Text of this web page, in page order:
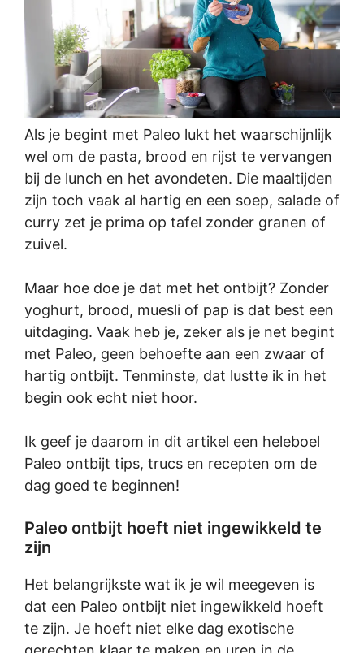
Als je begint met Paleo lukt het waarschijnlijk
wel om de pasta, brood en rijst te vervangen
bij de lunch en het avondeten. Die maaltijden
zijn toch vaak al hartig en een soep, salade of
curry zet je prima op tafel zonder granen of
zuivel.
Maar hoe doe je dat met het ontbijt? Zonder
yoghurt, brood, muesli of pap is dat best een
uitdaging. Vaak heb je, zeker als je net begint
met Paleo, geen behoefte aan een zwaar of
hartig ontbijt. Tenminste, dat lustte ik in het
begin ook echt niet hoor.
Ik geef je daarom in dit artikel een heleboel
Paleo ontbijt tips, trucs en recepten om de
dag goed te beginnen!
Paleo ontbijt hoeft niet ingewikkeld te
zijn
Het belangrijkste wat ik je wil meegeven is
dat een Paleo ontbijt niet ingewikkeld hoeft
te zijn. Je hoeft niet elke dag exotische